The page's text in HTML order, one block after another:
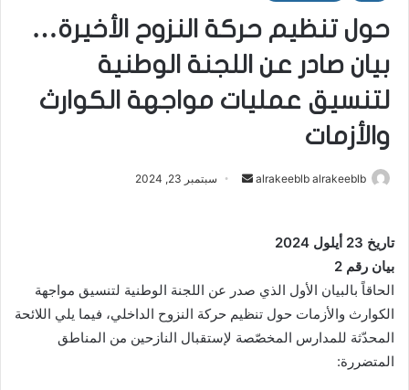
حول تنظيم حركة النزوح الأخيرة…
بيان صادر عن اللجنة الوطنية
لتنسيق عمليات مواجهة الكوارث
والأزمات
alrakeeblb alrakeeblb
أرسل سبتمبر 23, 2024
تاريخ 23 أيلول 2024
بيان رقم 2
الحاقاً بالبيان الأول الذي صدر عن اللجنة الوطنية لتنسيق مواجهة
الكوارث والأزمات حول تنظيم حركة النزوح الداخلي، فيما يلي اللائحة
المحدّثة للمدارس المخصّصة لإستقبال النازحين من المناطق
المتضررة: